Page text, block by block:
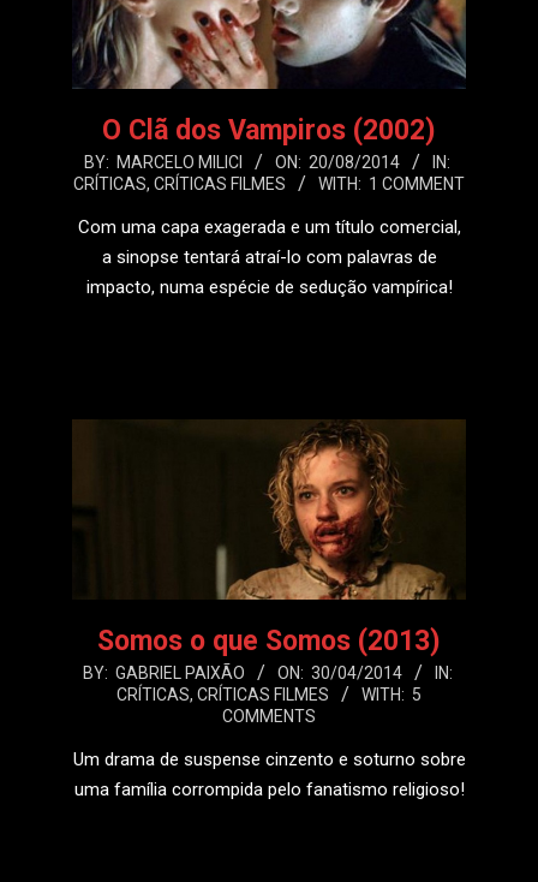
O Clã dos Vampiros (2002)
2014-
08-
20
BY: MARCELO MILICI ON: 20/08/2014
IN:
CRÍTICAS, CRÍTICAS FILMES WITH: 1 COMMENT
Com uma capa exagerada e um título comercial,
a sinopse tentará atraí-lo com palavras de
impacto, numa espécie de sedução vampírica!
Somos o que Somos (2013)
2014-
BY: GABRIEL PAIXÃO ON: 30/04/2014
IN:
CRÍTICAS, CRÍTICAS FILMES WITH: 5
COMMENTS
Um drama de suspense cinzento e soturno sobre
uma família corrompida pelo fanatismo religioso!